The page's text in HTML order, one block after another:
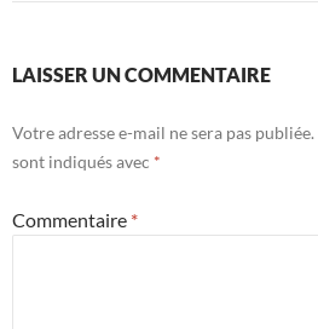
LAISSER UN COMMENTAIRE
Votre adresse e-mail ne sera pas publiée.
sont indiqués avec *
Commentaire *